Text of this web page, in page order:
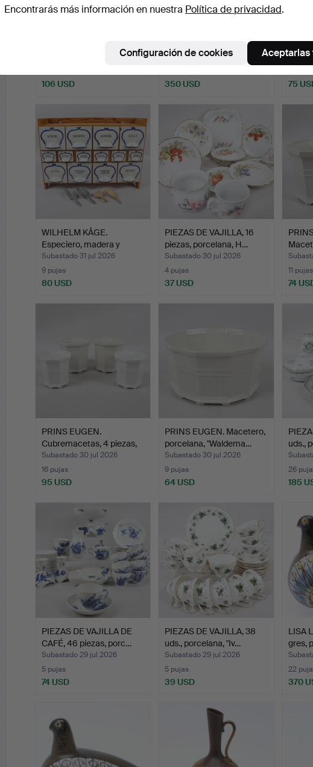
106 USD
Subastado 31 jul 2026
350 USD 75
WILHELM KÅGE.
Especiero, madera y
porcelan…
Subastado 31 jul 2026
9 pujas
80 USD
PIEZAS DE VAJILLA, 16
piezas, porcelana, H…
Subastado 30 jul 2026
4 pujas
37 USD
11 pujas
74
PRINS EUGEN.
Cubremacetas, 4 piezas,
porce…
Subastado 30 jul 2026
16 pujas
95 USD
PRINS EUGEN. Macetero,
porcelana, "Waldema…
Subastado 30 jul 2026
9 pujas
64 USD
uds.,
26
185
PIEZAS DE VAJILLA DE
CAFÉ, 46 piezas, porc…
Subastado 29 jul 2026
5 pujas
74 USD
PIEZAS DE VAJILLA, 38
uds., porcelana, "Iv…
Subastado 29 jul 2026
5 pujas
39 USD
LISA
gres,
22
370
Encontrarás más información en nuestra Política de privacidad.
Configuración de cookies Aceptarlas